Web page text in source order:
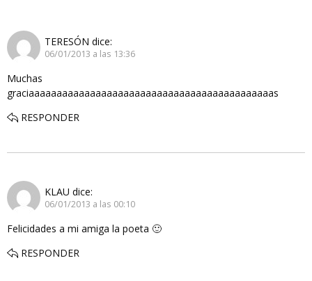
TERESÓN dice:
06/01/2013 a las 13:36
Muchas
graciaaaaaaaaaaaaaaaaaaaaaaaaaaaaaaaaaaaaaaaaaaaas
RESPONDER
KLAU dice:
06/01/2013 a las 00:10
Felicidades a mi amiga la poeta 🙂
RESPONDER